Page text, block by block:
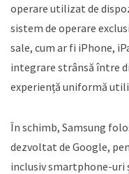
operare utilizat de
sistem de operare
sale, cum ar fi iPhone,
integrare strânsă între
experiență uniformă
În schimb, Samsung
dezvoltat de Google,
inclusiv smartphone-uri